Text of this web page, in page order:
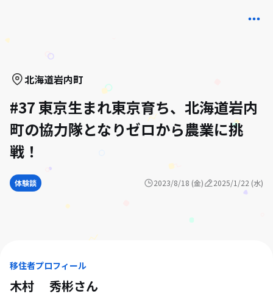
北海道岩内町
#37 東京生まれ東京育ち、北海道岩内
町の協力隊となりゼロから農業に挑
戦！
体験談 2023/8/18 (金) 2025/1/22 (水)
移住者プロフィール
木村 秀彬さん